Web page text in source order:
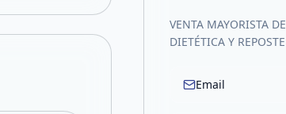
VENTA MAYORISTA
DIETÉTICA Y
Email